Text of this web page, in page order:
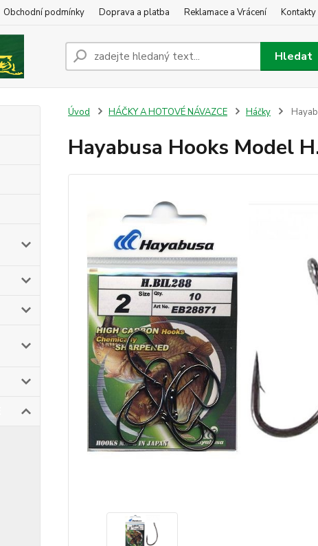
Obchodní podmínky Doprava a platba Reklamace a Vrácení Kontakty
Hledat
Úvod HÁČKY A HOTOVÉ NÁVAZCE Háčky
Hayabusa Hooks Model